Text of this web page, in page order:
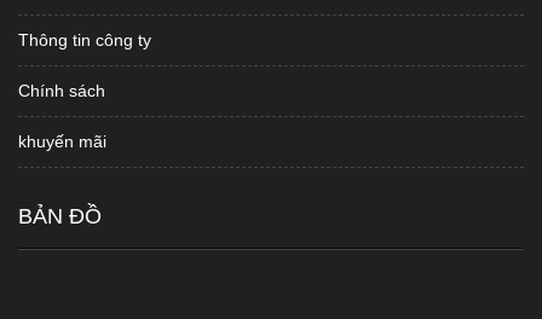
Thông tin công ty
Chính sách
khuyến mãi
BẢN ĐỒ